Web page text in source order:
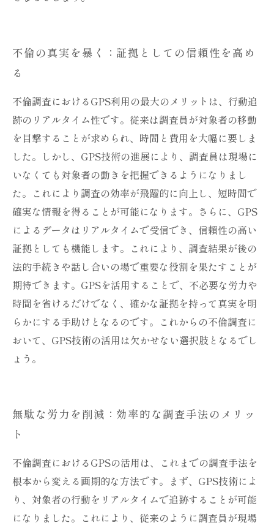
不倫の真実を暴く：証拠としての信頼性を高め
る
不倫調査におけるGPS利用の最大のメリットは、行動追
跡のリアルタイム性です。従来は調査員が対象者の移動
を目撃することが求められ、時間と費用を大幅に要しま
した。しかし、GPS技術の進展により、調査員は現場に
いなくても対象者の動きを把握できるようになりまし
た。これにより調査の効率が飛躍的に向上し、短時間で
確実な情報を得ることが可能になります。さらに、GPS
によるデータはリアルタイムで受信でき、信頼性の高い
証拠としても機能します。これにより、調査結果が後の
法的手続きや話し合いの場で重要な役割を果たすことが
期待できます。GPSを活用することで、不必要な労力や
時間を省けるだけでなく、確かな証拠を持って真実を明
らかにする手助けとなるのです。これからの不倫調査に
おいて、GPS技術の活用は欠かせない選択肢となるでし
ょう。
無駄な労力を削減：効率的な調査手法のメリッ
ト
不倫調査におけるGPSの活用は、これまでの調査手法を
根本から変える画期的な方法です。まず、GPS技術によ
り、対象者の行動をリアルタイムで追跡することが可能
になりました。これにより、従来のように調査員が現場